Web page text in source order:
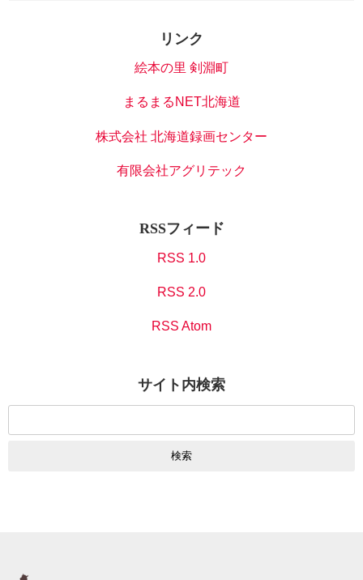
リンク
絵本の里 剣淵町
まるまるNET北海道
株式会社 北海道録画センター
有限会社アグリテック
RSSフィード
RSS 1.0
RSS 2.0
RSS Atom
サイト内検索